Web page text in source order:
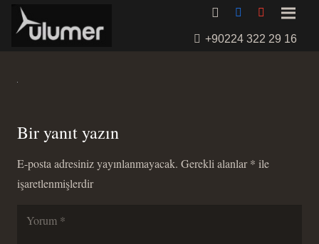
+90224 322 29 16
Bir yanıt yazın
E-posta adresiniz yayınlanmayacak. Gerekli alanlar* ile
işaretlenmişlerdir